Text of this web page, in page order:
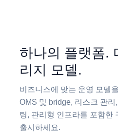
하나의 플랫폼.
리지 모델.
비즈니스에 맞는 운영 모델
OMS 및 bridge, 리스크 관
팅, 관리형 인프라를 포함한
출시하세요.